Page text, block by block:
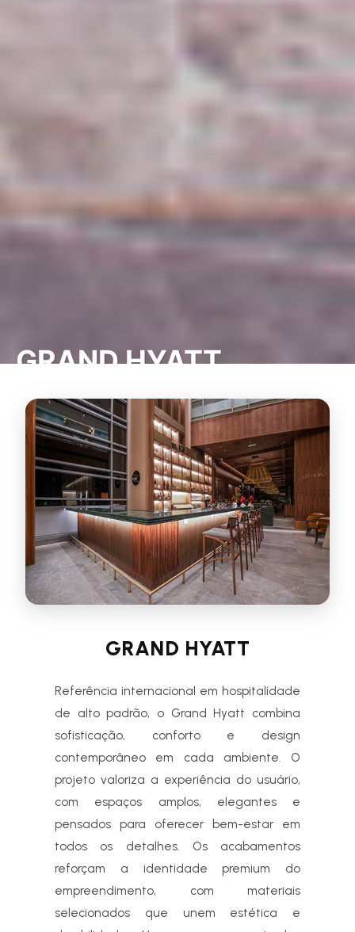
GRAND HYATT
GRAND HYATT
Referência internacional em hospitalidade
de alto padrão, o Grand Hyatt combina
sofisticação, conforto e design
contemporâneo em cada ambiente. O
projeto valoriza a experiência do usuário,
com espaços amplos, elegantes e
pensados para oferecer bem-estar em
todos os detalhes. Os acabamentos
reforçam a identidade premium do
empreendimento, com materiais
selecionados que unem estética e